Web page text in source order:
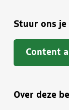
Stuur ons
Content
Over deze